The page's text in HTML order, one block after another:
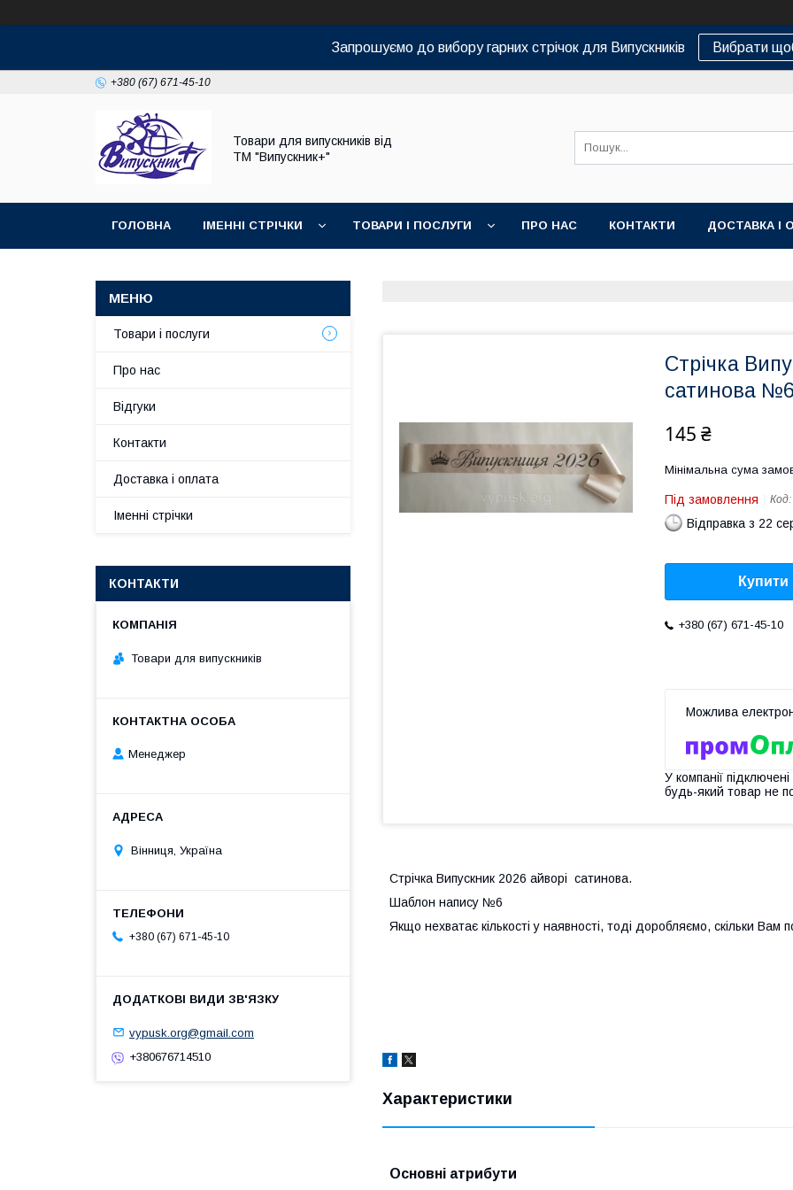
Запрошуємо до вибору гарних стрічок для Випускників Вибрати
+380 (67) 671-45-10
Товари для випускників від
ТМ "Випускник+"
ГОЛОВНА ІМЕННІ СТРІЧКИ ТОВАРИ І ПОСЛУГИ ПРО НАС КОНТАКТИ ДОСТАВКА І
Стрічка
сатинова
145 ₴
Мінімальна сума
Під замовлення Код:
Відправка з 22
Купити
+380 (67) 671-45-10
У компанії
будь-який товар не
Стрічка Випускник 2026 айворі сатинова.
Шаблон напису №6
Якщо нехватає кількості у наявності, тоді доробляємо, скільки Вам
Характеристики
Основні атрибути
Товари і послуги
Про нас
Відгуки
Контакти
Доставка і оплата
Іменні стрічки
КОНТАКТИ
Товари для випускників
Менеджер
Вінниця, Україна
+380 (67) 671-45-10
vypusk.org@gmail.com
+380676714510